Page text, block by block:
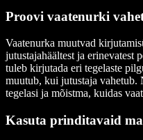
Proovi vaatenurki
Vaatenurka muutvad
jutustajahäältest ja erinevatest
tuleb kirjutada eri tegelaste
muutub, kui jutustaja
tegelasi ja mõistma, kuidas
Kasuta prinditavaid